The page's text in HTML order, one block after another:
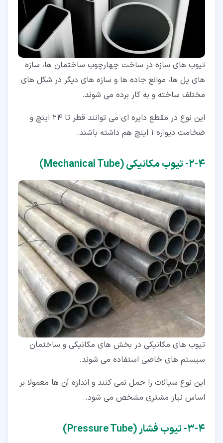
تیوب های سازه در ساخت چهارچوب ساختمان ها، سازه
های پل ها، موانع جاده ها و سازه های دیگر در شکل های
مختلف ساخته و به کار برده می شوند.
این نوع در مقطع دایره ای می توانند قطر تا 24 اینچ و
ضخامت دیواره 1 اینچ هم داشته باشند.
۴‏-‏۲‏- تیوب مکانیکی (Mechanical Tube)
تیوب های مکانیکی در بخش های مکانیکی و ساختمان
سیستم های خاصی استفاده می شوند.
این نوع سیالات را حمل نمی کنند و اندازه آن ها معمولا بر
اساس نیاز مشتری مشخص می شود.
۴‏-‏۳‏- تیوب فشار (Pressure Tube)